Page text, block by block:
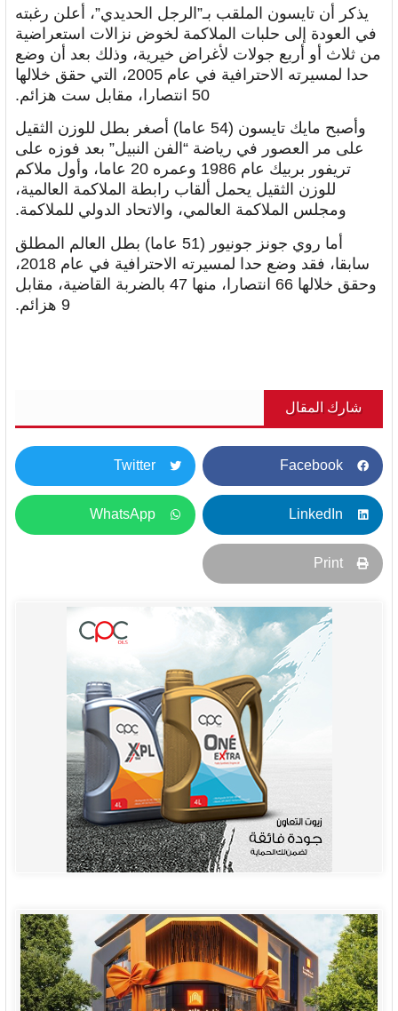
يذكر أن تايسون الملقب بـ”الرجل الحديدي”، أعلن رغبته
في العودة إلى حلبات الملاكمة لخوض نزالات استعراضية
من ثلاث أو أربع جولات لأغراض خيرية، وذلك بعد أن وضع
حدا لمسيرته الاحترافية في عام 2005، التي حقق خلالها
50 انتصارا، مقابل ست هزائم.
وأصبح مايك تايسون (54 عاما) أصغر بطل للوزن الثقيل
على مر العصور في رياضة “الفن النبيل” بعد فوزه على
تريفور بربيك عام 1986 وعمره 20 عاما، وأول ملاكم
للوزن الثقيل يحمل ألقاب رابطة الملاكمة العالمية،
ومجلس الملاكمة العالمي، والاتحاد الدولي للملاكمة.
أما روي جونز جونيور (51 عاما) بطل العالم المطلق
سابقا، فقد وضع حدا لمسيرته الاحترافية في عام 2018،
وحقق خلالها 66 انتصارا، منها 47 بالضربة القاضية، مقابل
9 هزائم.
شارك المقال
Facebook
Twitter
LinkedIn
WhatsApp
Print